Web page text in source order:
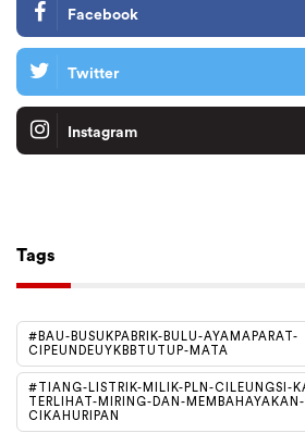
Facebook
Twitter
Instagram
Tags
#BAU-BUSUKPABRIK-BULU-AYAMAPARAT-
CIPEUNDEUYKBBTUTUP-MATA
#TIANG-LISTRIK-MILIK-PLN-CILEUNGSI-
TERLIHAT-MIRING-DAN-
CIKAHURIPAN